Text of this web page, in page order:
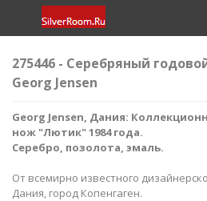
275446 - Серебряный
Georg Jensen
Georg Jensen, Дания:
нож "Лютик" 1984 года.
Серебро, позолота, эмаль.
От всемирно известного
Дания, город Копенгаген.